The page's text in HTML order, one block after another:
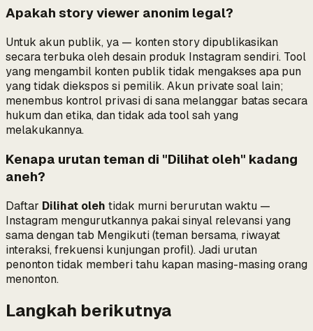
Apakah story viewer anonim legal?
Untuk akun publik, ya — konten story dipublikasikan
secara terbuka oleh desain produk Instagram sendiri. Tool
yang mengambil konten publik tidak mengakses apa pun
yang tidak diekspos si pemilik. Akun private soal lain;
menembus kontrol privasi di sana melanggar batas secara
hukum dan etika, dan tidak ada tool sah yang
melakukannya.
Kenapa urutan teman di "Dilihat oleh" kadang
aneh?
Daftar Dilihat oleh tidak murni berurutan waktu —
Instagram mengurutkannya pakai sinyal relevansi yang
sama dengan tab Mengikuti (teman bersama, riwayat
interaksi, frekuensi kunjungan profil). Jadi urutan
penonton tidak memberi tahu kapan masing-masing orang
menonton.
Langkah berikutnya